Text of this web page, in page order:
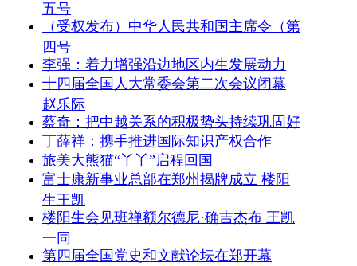
五号
（受权发布）中华人民共和国主席令（第
四号
李强：着力增强沿边地区内生发展动力
十四届全国人大常委会第二次会议闭幕
赵乐际
蔡奇：把中越关系的积极势头持续巩固好
丁薛祥：携手推进国际知识产权合作
旅美大熊猫“丫丫”启程回国
富士康新事业总部在郑州揭牌成立 楼阳
生王凯
楼阳生会见班禅额尔德尼·确吉杰布 王凯
一同
第四届全国党史和文献论坛在郑开幕